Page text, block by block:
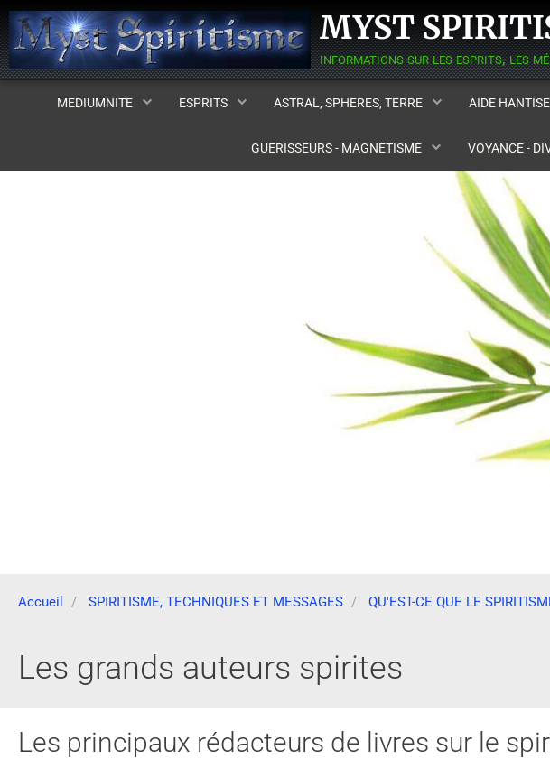
MYST
MEDIUMNITE ESPRITS ASTRAL, SPHERES, TERRE AIDE HANTISE
GUERISSEURS - MAGNETISME VOYANCE -
Accueil SPIRITISME, TECHNIQUES ET MESSAGES QU'EST-CE QUE LE
Les grands auteurs spirites
Les principaux rédacteurs de livres sur le